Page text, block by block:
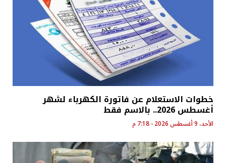
خطوات الاستعلام عن فاتورة الكهرباء لشهر
أغسطس 2026.. بالاسم فقط
الأحد، 9 أغسطس 2026 - 7:18 م